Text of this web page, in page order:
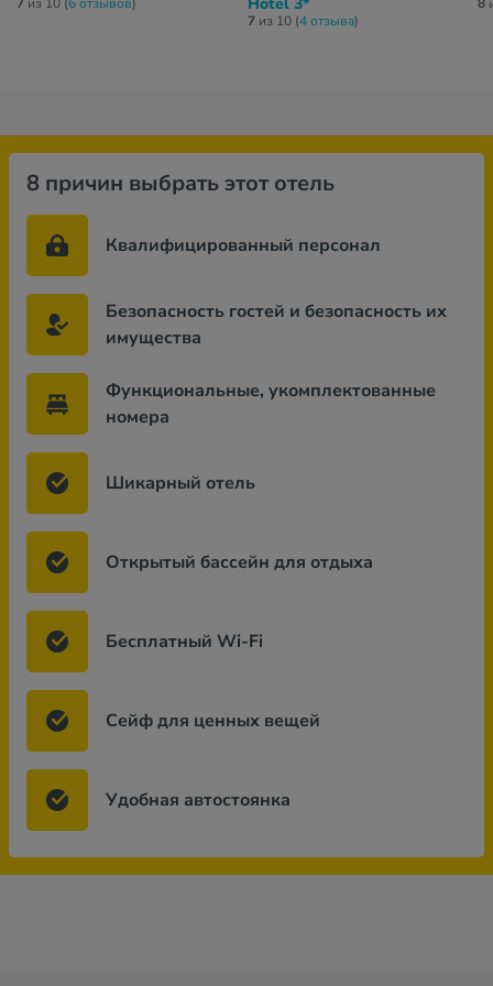
7из 10 (4 отзывa)
8 причин выбрать этот отель
Квалифицированный персонал
Безопасность гостей и безопасность их
имущества
Функциональные, укомплектованные
номера
Шикарный отель
Открытый бассейн для отдыха
Бесплатный Wi-Fi
Сейф для ценных вещей
Удобная автостоянка